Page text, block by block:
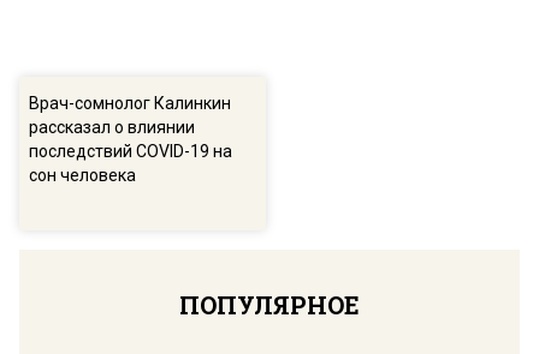
Врач-сомнолог Калинкин
рассказал о влиянии
последствий COVID-19 на
сон человека
ПОПУЛЯРНОЕ